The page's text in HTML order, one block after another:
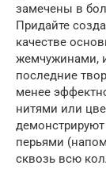
замечены в
Придайте
качестве
жемчужинами,
последние
менее
нитями или
перьями
сквозь всю